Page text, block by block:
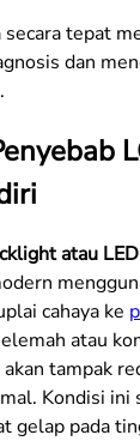
tepat
dan
atau
cahaya ke
atau
akan tampak
Kondisi ini
gelap pada